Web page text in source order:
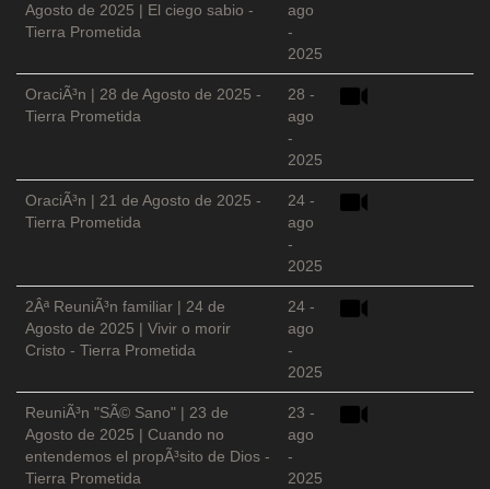
Agosto de 2025 | El ciego sabio -
Tierra Prometida
ago
-
2025
OraciÃ³n | 28 de Agosto de 2025 -
Tierra Prometida
28 -
ago
-
2025
OraciÃ³n | 21 de Agosto de 2025 -
Tierra Prometida
24 -
ago
-
2025
2Âª ReuniÃ³n familiar | 24 de
Agosto de 2025 | Vivir o morir
Cristo - Tierra Prometida
24 -
ago
-
2025
ReuniÃ³n "SÃ© Sano" | 23 de
Agosto de 2025 | Cuando no
entendemos el propÃ³sito de Dios -
Tierra Prometida
23 -
ago
-
2025